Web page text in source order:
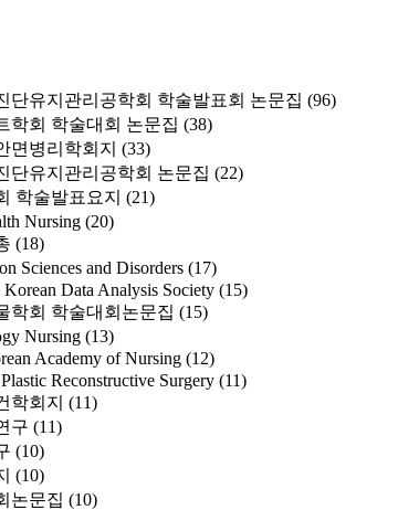
단유지관리공학회 학술발표회 논문집 (96)
학회 학술대회 논문집 (38)
면병리학회지 (33)
단유지관리공학회 논문집 (22)
학술발표요지 (21)
Nursing (20)
(18)
Sciences and Disorders (17)
Korean Data Analysis Society (15)
학회 학술대회논문집 (15)
Nursing (13)
Academy of Nursing (12)
Reconstructive Surgery (11)
학회지 (11)
구 (11)
(10)
(10)
논문집 (10)